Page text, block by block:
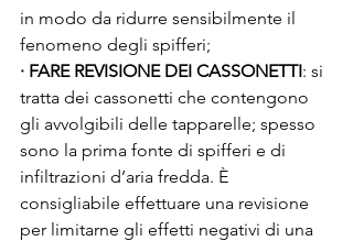
in modo da ridurre sensibilmente il
fenomeno degli spifferi;
· FARE REVISIONE DEI CASSONETTI: si
tratta dei cassonetti che contengono
gli avvolgibili delle tapparelle; spesso
sono la prima fonte di spifferi e di
infiltrazioni d’aria fredda. È
consigliabile effettuare una revisione
per limitarne gli effetti negativi di una